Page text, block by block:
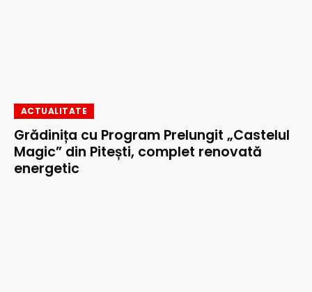
ACTUALITATE
Grădinița cu Program Prelungit „Castelul
Magic” din Pitești, complet renovată
energetic